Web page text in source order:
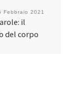
Febbraio 2021
il
del corpo